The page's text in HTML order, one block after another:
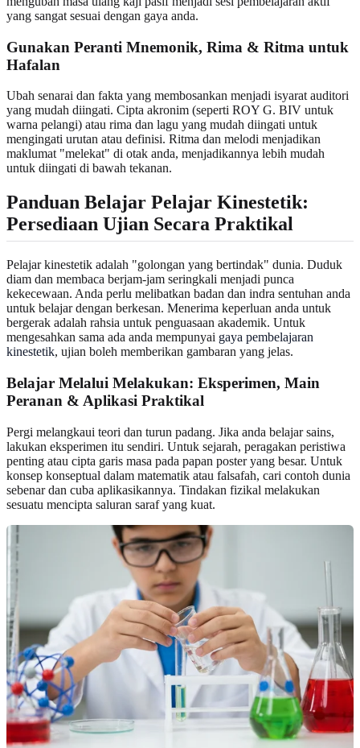
yang sangat sesuai dengan gaya anda.
Gunakan Peranti Mnemonik, Rima & Ritma untuk
Hafalan
Ubah senarai dan fakta yang membosankan menjadi isyarat auditori
yang mudah diingati. Cipta akronim (seperti ROY G. BIV untuk
warna pelangi) atau rima dan lagu yang mudah diingati untuk
mengingati urutan atau definisi. Ritma dan melodi menjadikan
maklumat "melekat" di otak anda, menjadikannya lebih mudah
untuk diingati di bawah tekanan.
Panduan Belajar Pelajar Kinestetik:
Persediaan Ujian Secara Praktikal
Pelajar kinestetik adalah "golongan yang bertindak" dunia. Duduk
diam dan membaca berjam-jam seringkali menjadi punca
kekecewaan. Anda perlu melibatkan badan dan indra sentuhan anda
untuk belajar dengan berkesan. Menerima keperluan anda untuk
bergerak adalah rahsia untuk penguasaan akademik. Untuk
mengesahkan sama ada anda mempunyai gaya pembelajaran
kinestetik, ujian boleh memberikan gambaran yang jelas.
Belajar Melalui Melakukan: Eksperimen, Main
Peranan & Aplikasi Praktikal
Pergi melangkaui teori dan turun padang. Jika anda belajar sains,
lakukan eksperimen itu sendiri. Untuk sejarah, peragakan peristiwa
penting atau cipta garis masa pada papan poster yang besar. Untuk
konsep konseptual dalam matematik atau falsafah, cari contoh dunia
sebenar dan cuba aplikasikannya. Tindakan fizikal melakukan
sesuatu mencipta saluran saraf yang kuat.